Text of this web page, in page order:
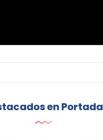
en Portada